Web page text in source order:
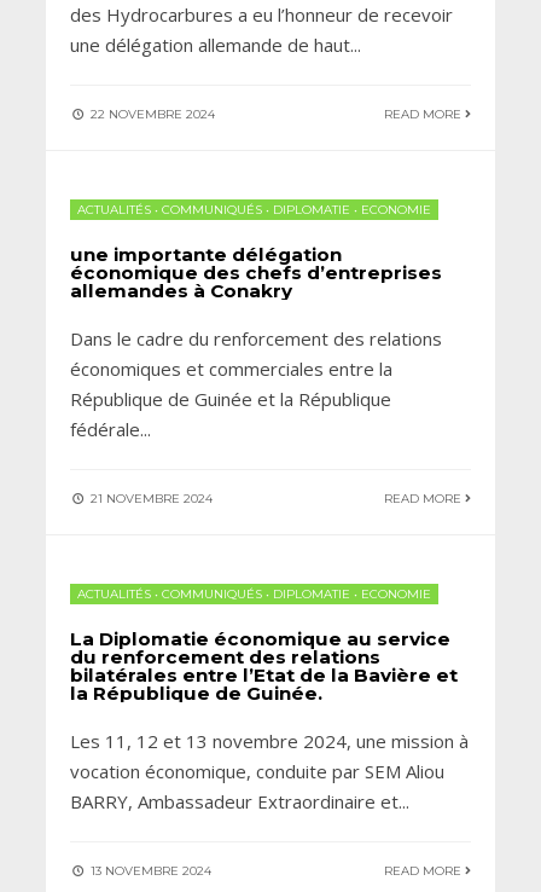
des Hydrocarbures a eu l’honneur de recevoir
une délégation allemande de haut...
22 NOVEMBRE 2024 READ MORE
ACTUALITÉS• COMMUNIQUÉS• DIPLOMATIE • ECONOMIE
une importante délégation
économique des chefs d’entreprises
allemandes à Conakry
Dans le cadre du renforcement des relations
économiques et commerciales entre la
République de Guinée et la République
fédérale...
21 NOVEMBRE 2024 READ MORE
ACTUALITÉS• COMMUNIQUÉS• DIPLOMATIE • ECONOMIE
La Diplomatie économique au service
du renforcement des relations
bilatérales entre l’Etat de la Bavière et
la République de Guinée.
Les 11, 12 et 13 novembre 2024, une mission à
vocation économique, conduite par SEM Aliou
BARRY, Ambassadeur Extraordinaire et...
13 NOVEMBRE 2024 READ MORE